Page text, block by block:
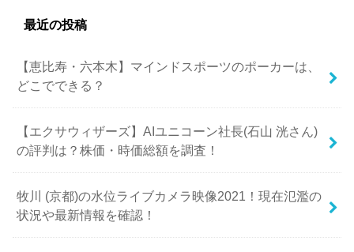
最近の投稿
【恵比寿・六本木】マインドスポーツのポーカーは、
どこでできる？
【エクサウィザーズ】AIユニコーン社長(石山 洸さん)
の評判は？株価・時価総額を調査！
牧川 (京都)の水位ライブカメラ映像2021！現在氾濫の
状況や最新情報を確認！